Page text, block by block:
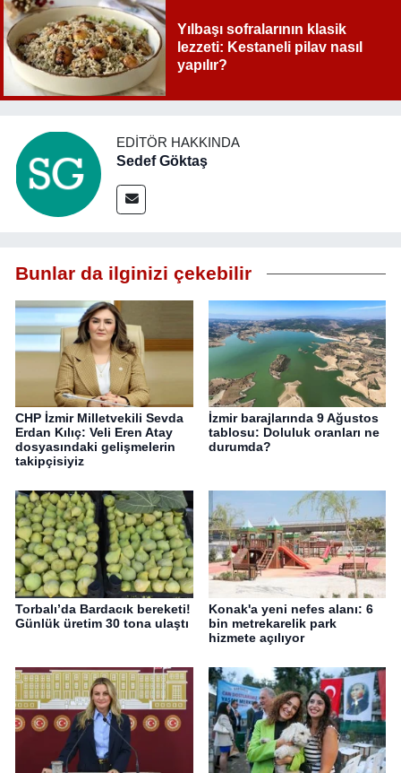
Yılbaşı sofralarının klasik
lezzeti: Kestaneli pilav nasıl
yapılır?
EDITÖR HAKKINDA
Sedef Göktaş
Bunlar da ilginizi çekebilir
CHP İzmir Milletvekili Sevda
Erdan Kılıç: Veli Eren Atay
dosyasındaki gelişmelerin
takipçisiyiz
İzmir barajlarında 9 Ağustos
tablosu: Doluluk oranları ne
durumda?
Torbalı’da Bardacık bereketi!
Günlük üretim 30 tona ulaştı
Konak'a yeni nefes alanı: 6
bin metrekarelik park
hizmete açılıyor